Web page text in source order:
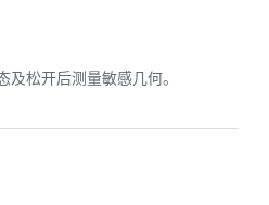
松开后测量敏感几何。